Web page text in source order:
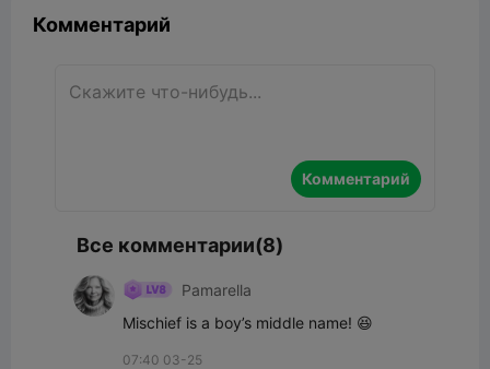
Комментарий
Комментарий
Все комментарии(8)
Pamarella
Mischief is a boy’s middle name! 😆
07:40 03-25